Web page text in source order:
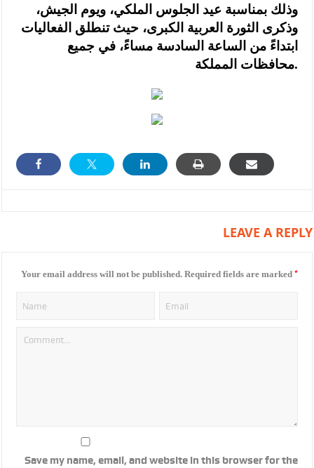
وذلك بمناسبة عيد الجلوس الملكي، ويوم الجيش،
وذكرى الثورة العربية الكبرى، حيث تنطلق الفعاليات
ابتداءً من الساعة السادسة مساءً، في جميع
محافظات المملكة.
LEAVE A REPLY
Your email address will not be published. Required fields are marked *
Save my name, email, and website in this browser for the